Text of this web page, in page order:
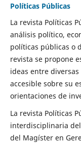
Políticas Públicas
La revista Políticas
análisis político,
políticas públicas o
revista se propone
ideas entre
accesible sobre su
orientaciones de
La revista Políticas
interdisciplinaria
del Magíster en